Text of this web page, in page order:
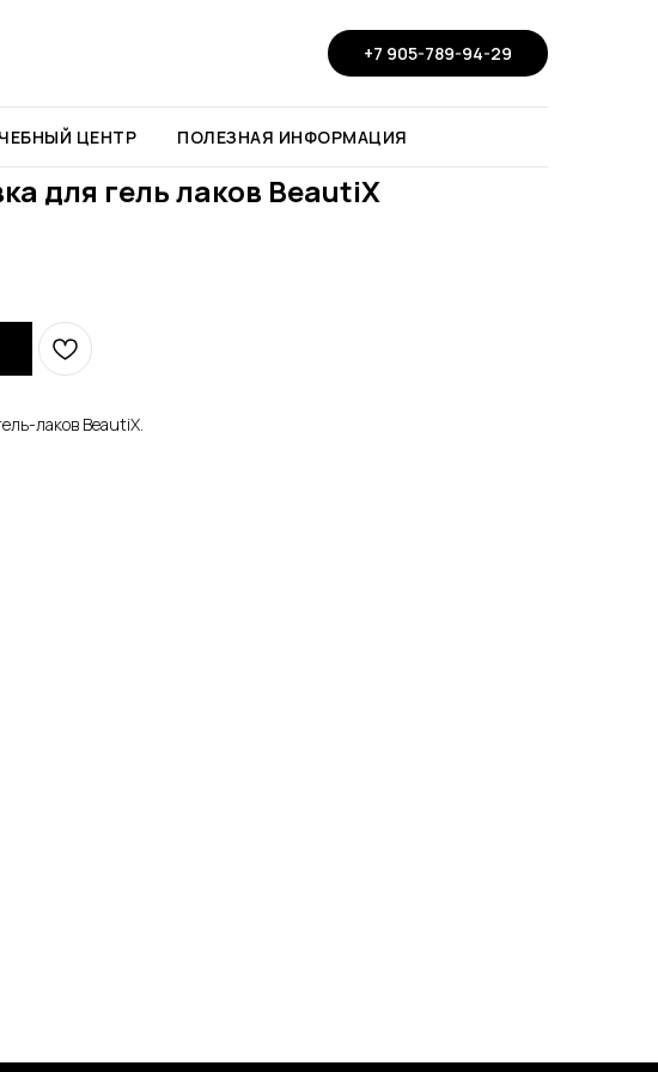
+7 905-789-94-29
ЦЕНТР ПОЛЕЗНАЯ ИНФОРМАЦИЯ
для гель лаков BeautiX
лаков BeautiX.